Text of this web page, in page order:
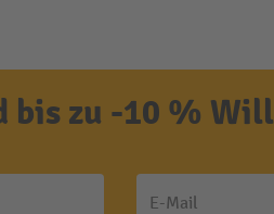
zu -10 %
E-Mail